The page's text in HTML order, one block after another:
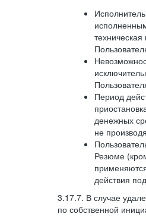
Период
денежных
не
Резюме
действия
3.17.7. В случае
по собственной